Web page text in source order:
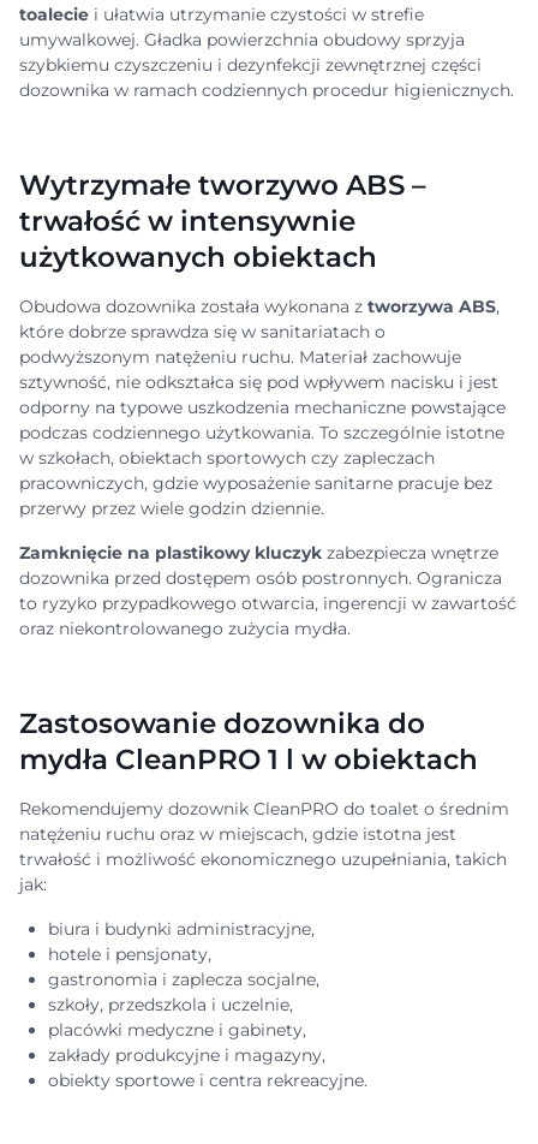
toalecie i ułatwia utrzymanie czystości w strefie
umywalkowej. Gładka powierzchnia obudowy sprzyja
szybkiemu czyszczeniu i dezynfekcji zewnętrznej części
dozownika w ramach codziennych procedur higienicznych.
Wytrzymałe tworzywo ABS –
trwałość w intensywnie
użytkowanych obiektach
Obudowa dozownika została wykonana z tworzywa ABS,
które dobrze sprawdza się w sanitariatach o
podwyższonym natężeniu ruchu. Materiał zachowuje
sztywność, nie odkształca się pod wpływem nacisku i jest
odporny na typowe uszkodzenia mechaniczne powstające
podczas codziennego użytkowania. To szczególnie istotne
w szkołach, obiektach sportowych czy zapleczach
pracowniczych, gdzie wyposażenie sanitarne pracuje bez
przerwy przez wiele godzin dziennie.
Zamknięcie na plastikowy kluczyk zabezpiecza wnętrze
dozownika przed dostępem osób postronnych. Ogranicza
to ryzyko przypadkowego otwarcia, ingerencji w zawartość
oraz niekontrolowanego zużycia mydła.
Zastosowanie dozownika do
mydła CleanPRO 1 l w obiektach
Rekomendujemy dozownik CleanPRO do toalet o średnim
natężeniu ruchu oraz w miejscach, gdzie istotna jest
trwałość i możliwość ekonomicznego uzupełniania, takich
jak:
biura i budynki administracyjne,
hotele i pensjonaty,
gastronomia i zaplecza socjalne,
szkoły, przedszkola i uczelnie,
placówki medyczne i gabinety,
zakłady produkcyjne i magazyny,
obiekty sportowe i centra rekreacyjne.